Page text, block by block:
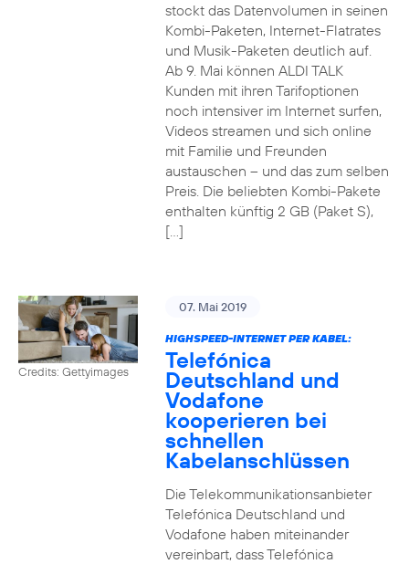
stockt das Datenvolumen in seinen
Kombi-Paketen, Internet-Flatrates
und Musik-Paketen deutlich auf.
Ab 9. Mai können ALDI TALK
Kunden mit ihren Tarifoptionen
noch intensiver im Internet surfen,
Videos streamen und sich online
mit Familie und Freunden
austauschen – und das zum selben
Preis. Die beliebten Kombi-Pakete
enthalten künftig 2 GB (Paket S),
[…]
Credits: Gettyimages
07. Mai 2019
HIGHSPEED-INTERNET PER KABEL:
Telefónica
Deutschland und
Vodafone
kooperieren bei
schnellen
Kabelanschlüssen
Die Telekommunikationsanbieter
Telefónica Deutschland und
Vodafone haben miteinander
vereinbart, dass Telefónica